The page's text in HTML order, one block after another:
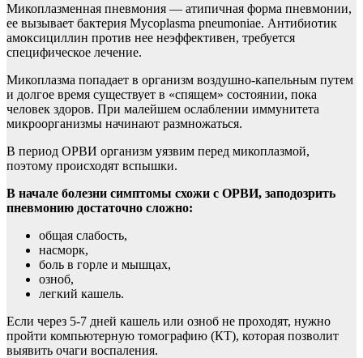
Микоплазменная пневмония — атипичная форма пневмонии,
ее вызывает бактерия Mycoplasma pneumoniae. Антибиотик
амоксициллин против нее неэффективен, требуется
специфическое лечение.
Микоплазма попадает в организм воздушно-капельным путем
и долгое время существует в «спящем» состоянии, пока
человек здоров. При малейшем ослаблении иммунитета
микроорганизмы начинают размножаться.
В период ОРВИ организм уязвим перед микоплазмой,
поэтому происходят вспышки.
В начале болезни симптомы схожи с ОРВИ, заподозрить
пневмонию достаточно сложно:
общая слабость,
насморк,
боль в горле и мышцах,
озноб,
легкий кашель.
Если через 5-7 дней кашель или озноб не проходят, нужно
пройти компьютерную томографию (КТ), которая позволит
выявить очаги воспаления.